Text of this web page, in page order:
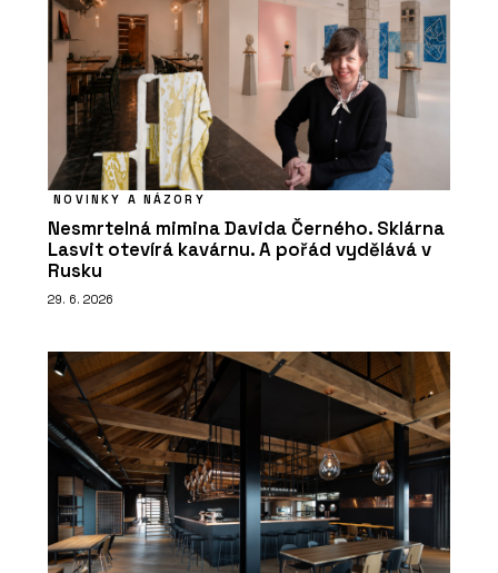
NOVINKY A NÁZORY
Nesmrtelná mimina Davida Černého. Sklárna
Lasvit otevírá kavárnu. A pořád vydělává v
Rusku
29. 6. 2026